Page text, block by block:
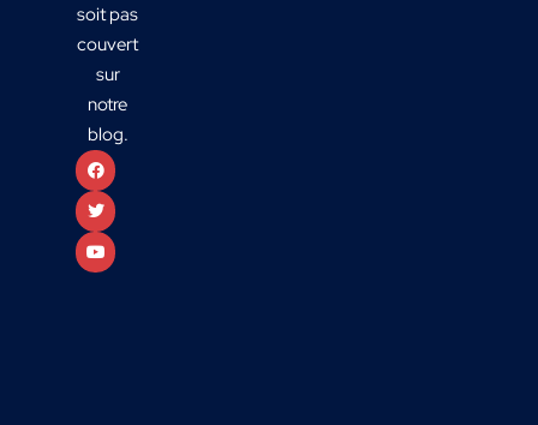
soit pas
couvert
sur
notre
blog.